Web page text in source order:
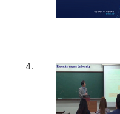
4.